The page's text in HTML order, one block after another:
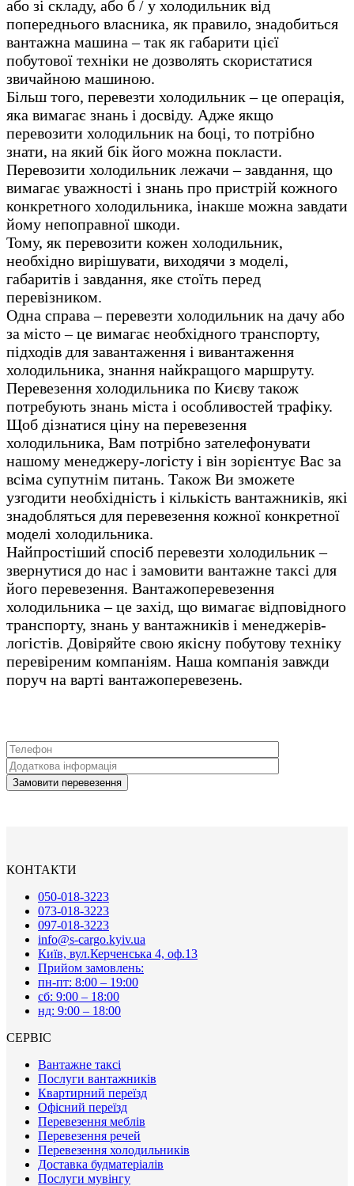
або зі складу, або б / у холодильник від
попереднього власника, як правило, знадобиться
вантажна машина – так як габарити цієї
побутової техніки не дозволять скористатися
звичайною машиною.
Більш того, перевезти холодильник – це операція,
яка вимагає знань і досвіду. Адже якщо
перевозити холодильник на боці, то потрібно
знати, на який бік його можна покласти.
Перевозити холодильник лежачи – завдання, що
вимагає уважності і знань про пристрій кожного
конкретного холодильника, інакше можна завдати
йому непоправної шкоди.
Тому, як перевозити кожен холодильник,
необхідно вирішувати, виходячи з моделі,
габаритів і завдання, яке стоїть перед
перевізником.
Одна справа – перевезти холодильник на дачу або
за місто – це вимагає необхідного транспорту,
підходів для завантаження і вивантаження
холодильника, знання найкращого маршруту.
Перевезення холодильника по Києву також
потребують знань міста і особливостей трафіку.
Щоб дізнатися ціну на перевезення
холодильника, Вам потрібно зателефонувати
нашому менеджеру-логісту і він зорієнтує Вас за
всіма супутнім питань. Також Ви зможете
узгодити необхідність і кількість вантажників, які
знадобляться для перевезення кожної конкретної
моделі холодильника.
Найпростіший спосіб перевезти холодильник –
звернутися до нас і замовити вантажне таксі для
його перевезення. Вантажоперевезення
холодильника – це захід, що вимагає відповідного
транспорту, знань у вантажників і менеджерів-
логістів. Довіряйте свою якісну побутову техніку
перевіреним компаніям. Наша компанія завжди
поруч на варті вантажоперевезень.
КОНТАКТИ
050-018-3223
073-018-3223
097-018-3223
info@s-cargo.kyiv.ua
Київ, вул.Керченська 4, оф.13
Прийом замовлень:
пн-пт: 8:00 – 19:00
сб: 9:00 – 18:00
нд: 9:00 – 18:00
СЕРВІС
Вантажне таксі
Послуги вантажників
Квартирний переїзд
Офісний переїзд
Перевезення меблів
Перевезення речей
Перевезення холодильників
Доставка будматеріалів
Послуги мувінгу